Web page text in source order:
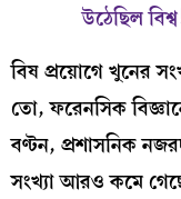
উঠেছিল
বিষ প্রয়োগে খুনের
তো, ফরেনসিক
বণ্টন, প্রশাসনিক
সংখ্যা আরও কমে